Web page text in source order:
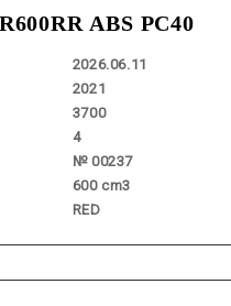
ABS PC40
2026.06.11
2021
3700
4
№ 00237
600 cm3
RED